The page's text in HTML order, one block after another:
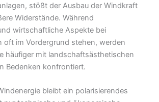
stößt der Ausbau der Windkraft
Widerstände. Während
wirtschaftliche Aspekte bei
oft im Vordergrund stehen, werden
häufiger mit landschaftsästhetischen
Bedenken konfrontiert.
bleibt ein polarisierendes